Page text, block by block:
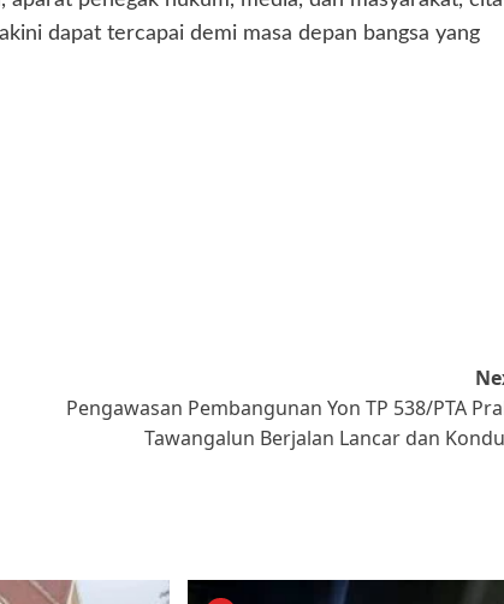
dapat tercapai demi masa depan bangsa yang
Pengawasan Pembangunan Yon TP 538/PTA
Tawangalun Berjalan Lancar dan